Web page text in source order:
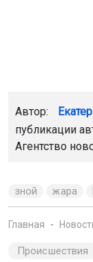
Автор:
публикации
Агентство
зной жара
Главная
Происшествия